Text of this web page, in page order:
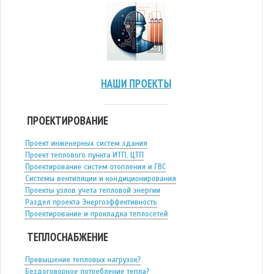
НАШИ ПРОЕКТЫ
ПРОЕКТИРОВАНИЕ
Проект инженерных систем здания
Проект теплового пункта ИТП, ЦТП
Проектирование систем отопления и ГВС
Системы вентиляции и кондиционирования
Проекты узлов учета тепловой энергии
Раздел проекта Энергоэффективность
Проектирование и прокладка теплосетей
ТЕПЛОСНАБЖЕНИЕ
Превышение тепловых нагрузок?
Бездоговорное потребление тепла?